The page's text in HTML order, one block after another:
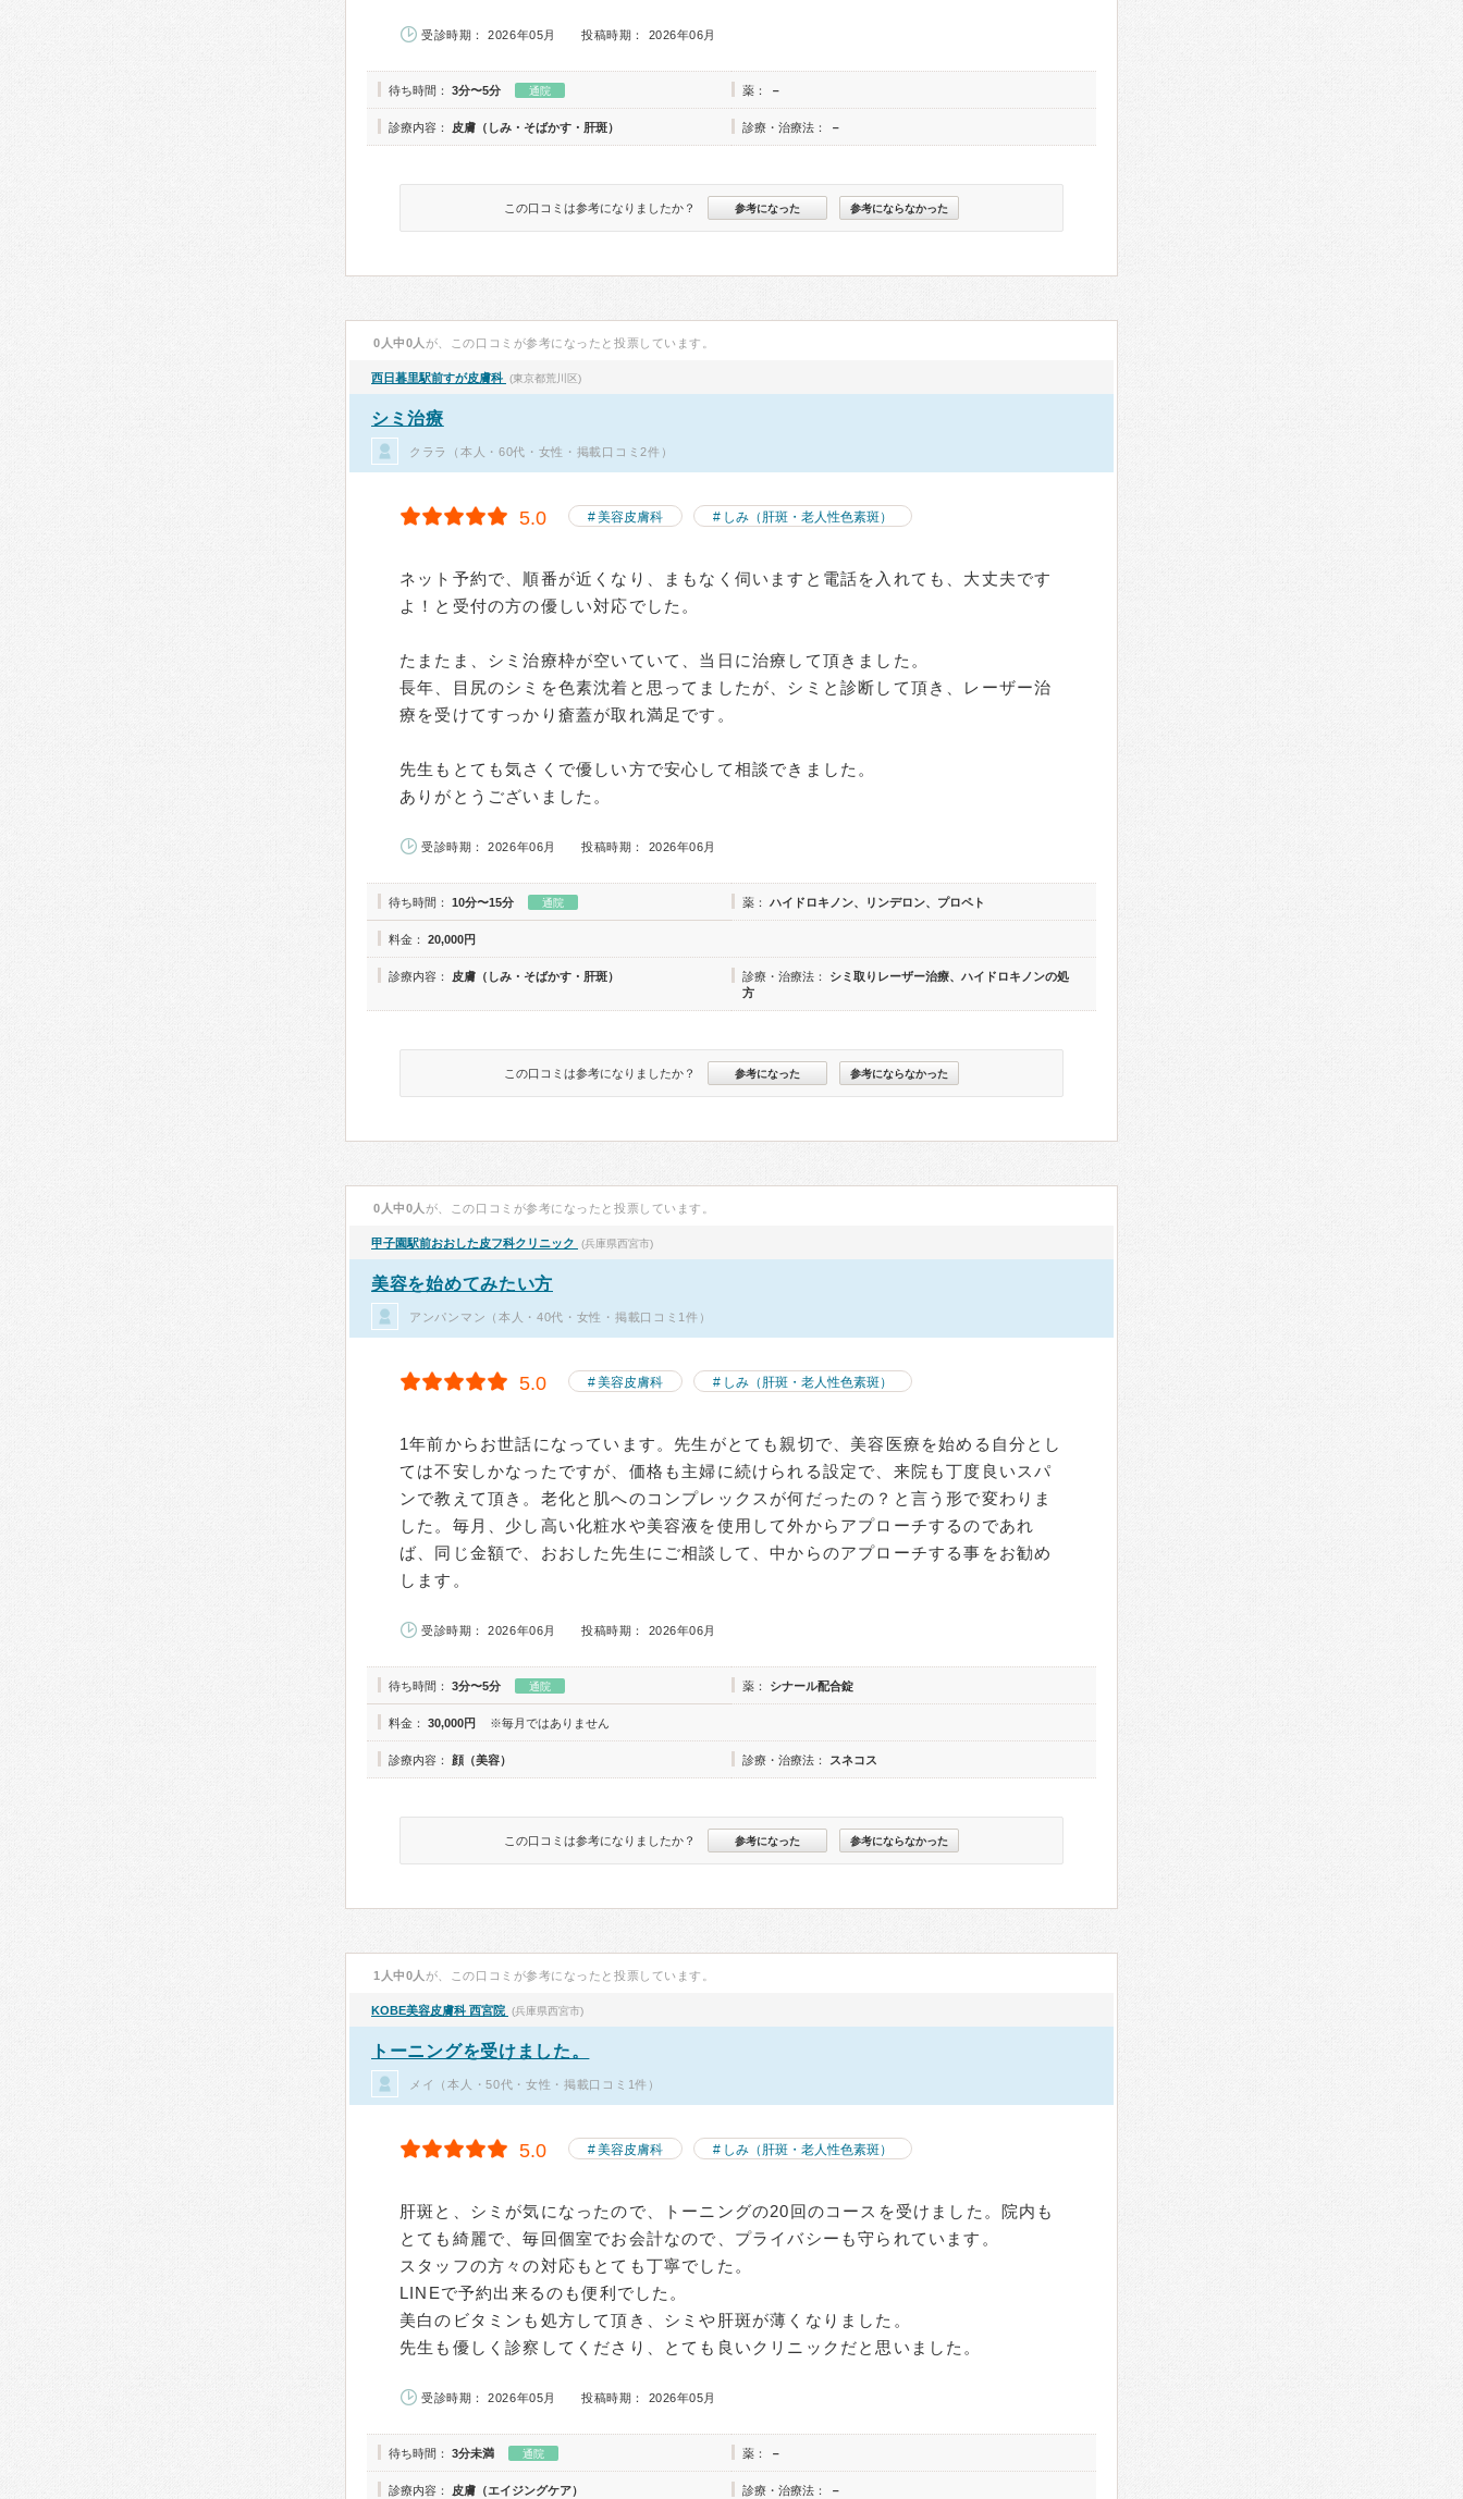
受診時期： 2026年05月 投稿時期： 2026年06月
待ち時間： 3分〜5分 通院 薬： －
診療内容： 皮膚（しみ・そばかす・肝斑） 診療・治療法： －
この口コミは参考になりましたか？ 参考になった 参考にならなかった
0人中0人 が、この口コミが参考になったと投票しています。
西日暮里駅前すが皮膚科 (東京都荒川区)
シミ治療
クララ（本人・60代・女性・掲載口コミ2件）
5.0 美容皮膚科 しみ（肝斑・老人性色素斑）
ネット予約で、順番が近くなり、まもなく伺いますと電話を入れても、大丈夫です
よ！と受付の方の優しい対応でした。
たまたま、シミ治療枠が空いていて、当日に治療して頂きました。
長年、目尻のシミを色素沈着と思ってましたが、シミと診断して頂き、レーザー治
療を受けてすっかり瘡蓋が取れ満足です。
先生もとても気さくで優しい方で安心して相談できました。
ありがとうございました。
受診時期： 2026年06月 投稿時期： 2026年06月
待ち時間： 10分〜15分 通院 薬： ハイドロキノン、リンデロン、プロペト
料金： 20,000円
診療内容： 皮膚（しみ・そばかす・肝斑） 診療・治療法： シミ取りレーザー治療、ハイドロキノンの処
方
この口コミは参考になりましたか？ 参考になった 参考にならなかった
0人中0人 が、この口コミが参考になったと投票しています。
甲子園駅前おおした皮フ科クリニック (兵庫県西宮市)
美容を始めてみたい方
アンパンマン（本人・40代・女性・掲載口コミ1件）
5.0 美容皮膚科 しみ（肝斑・老人性色素斑）
1年前からお世話になっています。先生がとても親切で、美容医療を始める自分とし
ては不安しかなったですが、価格も主婦に続けられる設定で、来院も丁度良いスパ
ンで教えて頂き。老化と肌へのコンプレックスが何だったの？と言う形で変わりま
した。毎月、少し高い化粧水や美容液を使用して外からアプローチするのであれ
ば、同じ金額で、おおした先生にご相談して、中からのアプローチする事をお勧め
します。
受診時期： 2026年06月 投稿時期： 2026年06月
待ち時間： 3分〜5分 通院 薬： シナール配合錠
料金： 30,000円 ※毎月ではありません
診療内容： 顔（美容） 診療・治療法： スネコス
この口コミは参考になりましたか？ 参考になった 参考にならなかった
1人中0人 が、この口コミが参考になったと投票しています。
KOBE美容皮膚科 西宮院 (兵庫県西宮市)
トーニングを受けました。
メイ（本人・50代・女性・掲載口コミ1件）
5.0 美容皮膚科 しみ（肝斑・老人性色素斑）
肝斑と、シミが気になったので、トーニングの20回のコースを受けました。院内も
とても綺麗で、毎回個室でお会計なので、プライバシーも守られています。
スタッフの方々の対応もとても丁寧でした。
LINEで予約出来るのも便利でした。
美白のビタミンも処方して頂き、シミや肝斑が薄くなりました。
先生も優しく診察してくださり、とても良いクリニックだと思いました。
受診時期： 2026年05月 投稿時期： 2026年05月
待ち時間： 3分未満 通院 薬： －
診療内容： 皮膚（エイジングケア） 診療・治療法： －